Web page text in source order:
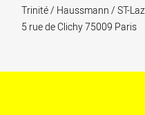
Trinité / Haussmann / ST-
5 rue de Clichy 75009 Paris